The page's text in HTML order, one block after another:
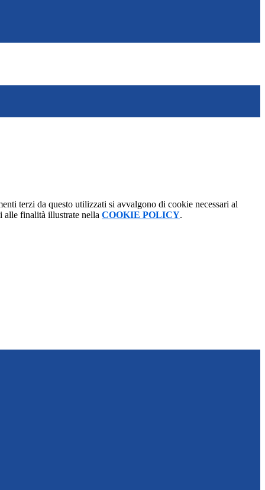
terzi da questo utilizzati si avvalgono di cookie necessari al
alle finalità illustrate nella COOKIE POLICY.